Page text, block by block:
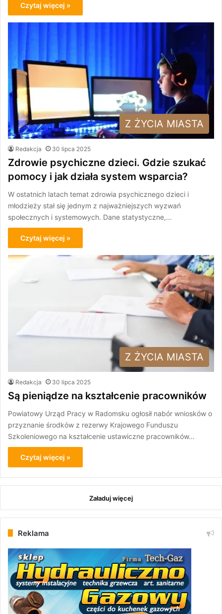
Czytaj więcej »
Z ŻYCIA MIASTA
Redakcja 30 lipca 2025
Zdrowie psychiczne dzieci. Gdzie szukać
pomocy i jak działa system wsparcia?
W ostatnich latach temat zdrowia psychicznego dzieci i
młodzieży stał się jednym z najważniejszych wyzwań
społecznych i systemowych. Dane statystyczne,…
Czytaj więcej »
Z ŻYCIA MIASTA
Redakcja 30 lipca 2025
Są pieniądze na kształcenie pracowników
Powiatowy Urząd Pracy w Radomsku ogłosił nabór wniosków o
przyznanie środków z rezerwy Krajowego Funduszu
Szkoleniowego na kształcenie ustawiczne pracowników…
Czytaj więcej »
Załaduj więcej
Reklama